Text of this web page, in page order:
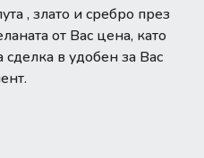
, злато и сребро през
от Вас цена, като
в удобен за Вас